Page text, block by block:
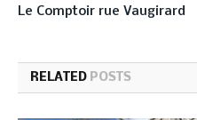
Le Comptoir rue Vaugirard
RELATED POSTS